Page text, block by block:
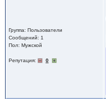
Группа: Пользователи
Сообщений: 1
Пол: Мужской
Репутация: 0